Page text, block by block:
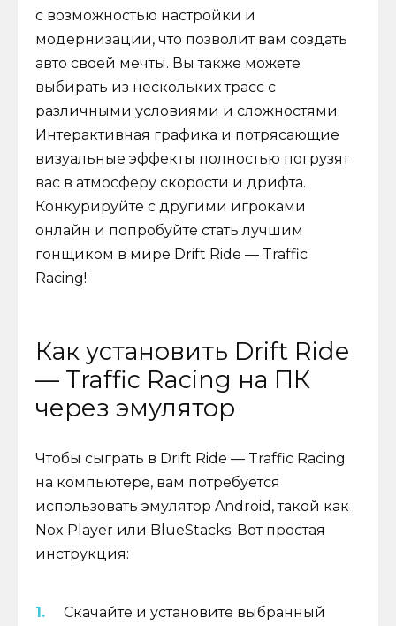
с возможностью настройки и
модернизации, что позволит вам создать
авто своей мечты. Вы также можете
выбирать из нескольких трасс с
различными условиями и сложностями.
Интерактивная графика и потрясающие
визуальные эффекты полностью погрузят
вас в атмосферу скорости и дрифта.
Конкурируйте с другими игроками
онлайн и попробуйте стать лучшим
гонщиком в мире Drift Ride — Traffic
Racing!
Как установить Drift Ride
— Traffic Racing на ПК
через эмулятор
Чтобы сыграть в Drift Ride — Traffic Racing
на компьютере, вам потребуется
использовать эмулятор Android, такой как
Nox Player или BlueStacks. Вот простая
инструкция:
Скачайте и установите выбранный